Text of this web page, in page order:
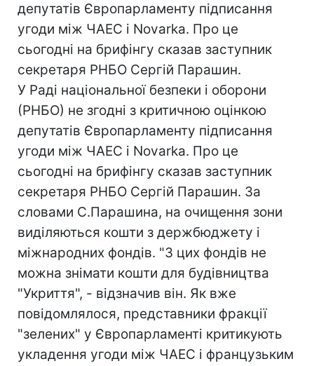
депутатів Європарламенту підписання
угоди між ЧАЕС і Novarkа. Про це
сьогодні на брифінгу сказав заступник
секретаря РНБО Сергій Парашин.
У Раді національної безпеки і оборони
(РНБО) не згодні з критичною оцінкою
депутатів Європарламенту підписання
угоди між ЧАЕС і Novarkа. Про це
сьогодні на брифінгу сказав заступник
секретаря РНБО Сергій Парашин. За
словами С.Парашина, на очищення зони
виділяються кошти з держбюджету і
міжнародних фондів. "З цих фондів не
можна знімати кошти для будівництва
"Укриття", - відзначив він. Як вже
повідомлялося, представники фракції
"зелених" у Європарламенті критикують
укладення угоди між ЧАЕС і французьким